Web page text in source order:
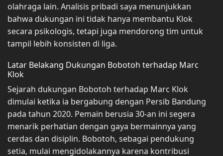
olahraga lain. Analisis pribadi saya menunjukkan
bahwa dukungan ini tidak hanya membantu Klok
secara psikologis, tetapi juga mendorong tim untuk
tampil lebih konsisten di liga.
Latar Belakang Dukungan Bobotoh terhadap Marc
Klok
Sejarah dukungan Bobotoh terhadap Marc Klok
dimulai ketika ia bergabung dengan Persib Bandung
pada tahun 2020. Pemain berusia 30-an ini segera
menarik perhatian dengan gaya bermainnya yang
cerdas dan disiplin. Bobotoh, sebagai pendukung
setia, mulai mengidolakannya karena kontribusi